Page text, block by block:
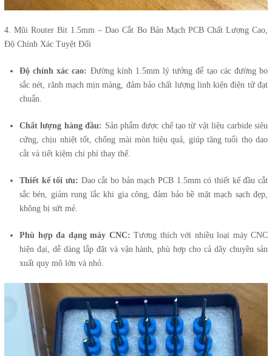
4. Mũi Router Bit 1.5mm – Dao Cắt Bo Bản Mạch PCB Chất Lượng Cao,
Độ Chính Xác Tuyệt Đối
Độ chính xác cao: Đường kính 1.5mm lý tưởng để tạo các đường bo
sắc nét, rãnh mạch mịn màng, đảm bảo chất lượng linh kiện điện tử đạt
chuẩn.
Chất lượng hàng đầu: Sản phẩm được chế tạo từ vật liệu carbide siêu
cứng, chịu nhiệt tốt, chống mài mòn hiệu quả, giúp tăng tuổi thọ dao
cắt và tiết kiệm chi phí thay thế.
Thiết kế tối ưu: Dao cắt bo bản mạch PCB 1.5mm có thiết kế đầu cắt
sắc bén, giảm rung lắc khi gia công, đảm bảo bề mặt mạch sạch đẹp,
không bị sứt mẻ.
Phù hợp đa dạng máy CNC: Tương thích với nhiều loại máy CNC
hiện đại, dễ dàng lắp đặt và vận hành, phù hợp cho cả dây chuyền sản
xuất quy mô lớn và nhỏ.